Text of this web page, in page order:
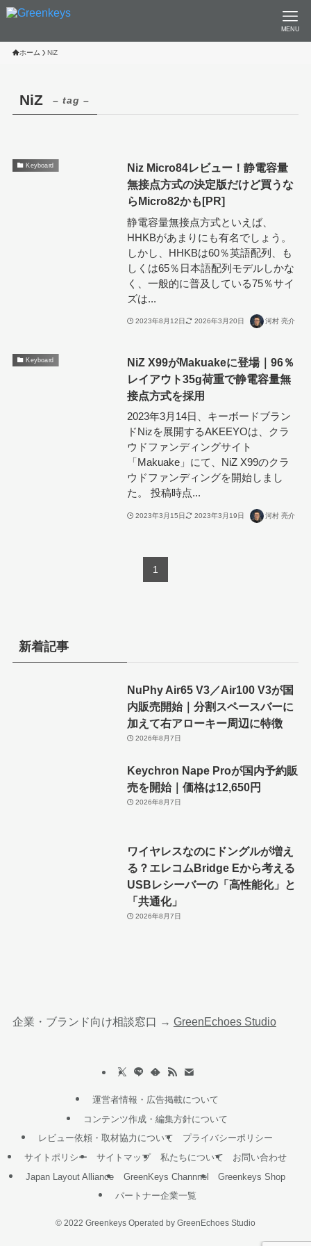
MENU
ホーム NiZ
NiZ – tag –
Keyboard
Niz Micro84レビュー！静電容量
無接点方式の決定版だけど買うな
らMicro82かも[PR]
静電容量無接点方式といえば、
HHKBがあまりにも有名でしょう。
しかし、HHKBは60％英語配列、も
しくは65％日本語配列モデルしかな
く、一般的に普及している75％サイ
ズは...
2023年8月12日 2026年3月20日 河村 亮介
Keyboard
NiZ X99がMakuakeに登場｜96％
レイアウト35g荷重で静電容量無
接点方式を採用
2023年3月14日、キーボードブラン
ドNizを展開するAKEEYOは、クラ
ウドファンディングサイト
「Makuake」にて、NiZ X99のクラ
ウドファンディングを開始しまし
た。 投稿時点...
2023年3月15日 2023年3月19日 河村 亮介
1
新着記事
NuPhy Air65 V3／Air100 V3が国
内販売開始｜分割スペースバーに
加えて右アローキー周辺に特徴
2026年8月7日
Keychron Nape Proが国内予約販
売を開始｜価格は12,650円
2026年8月7日
ワイヤレスなのにドングルが増え
る？エレコムBridge Eから考える
USBレシーバーの「高性能化」と
「共通化」
2026年8月7日
企業・ブランド向け相談窓口 → GreenEchoes Studio
運営者情報・広告掲載について
コンテンツ作成・編集方針について
レビュー依頼・取材協力について
プライバシーポリシー
サイトポリシー
サイトマップ 私たちについて
お問い合わせ
Japan Layout Alliance
GreenKeys Channnel
Greenkeys Shop
パートナー企業一覧
© 2022 Greenkeys Operated by GreenEchoes Studio